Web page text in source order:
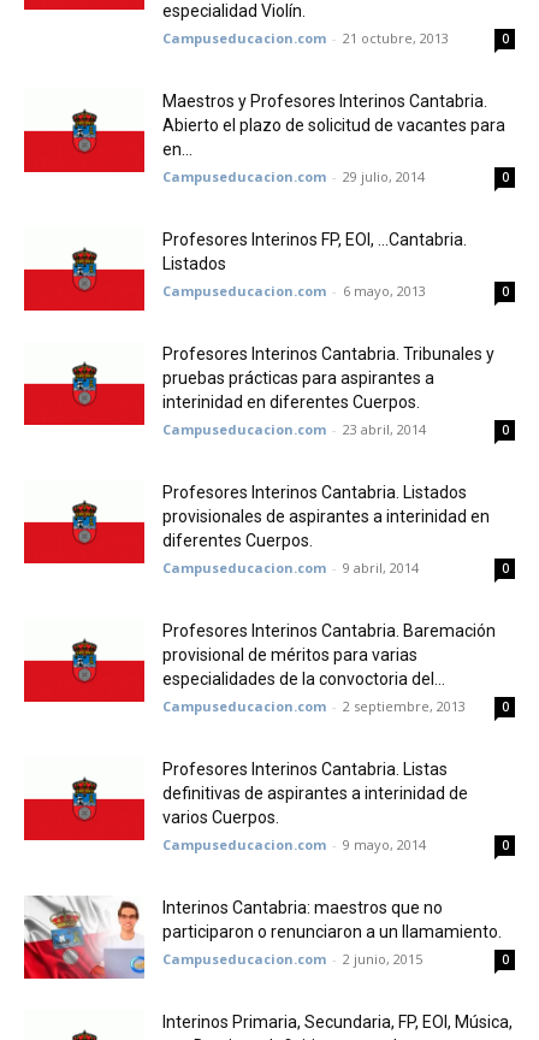
especialidad Violín.
Campuseducacion.com - 21 octubre, 2013 0
Maestros y Profesores Interinos Cantabria.
Abierto el plazo de solicitud de vacantes para
en...
Campuseducacion.com - 29 julio, 2014 0
Profesores Interinos FP, EOI, …Cantabria.
Listados
Campuseducacion.com - 6 mayo, 2013 0
Profesores Interinos Cantabria. Tribunales y
pruebas prácticas para aspirantes a
interinidad en diferentes Cuerpos.
Campuseducacion.com - 23 abril, 2014 0
Profesores Interinos Cantabria. Listados
provisionales de aspirantes a interinidad en
diferentes Cuerpos.
Campuseducacion.com - 9 abril, 2014 0
Profesores Interinos Cantabria. Baremación
provisional de méritos para varias
especialidades de la convoctoria del...
Campuseducacion.com - 2 septiembre, 2013 0
Profesores Interinos Cantabria. Listas
definitivas de aspirantes a interinidad de
varios Cuerpos.
Campuseducacion.com - 9 mayo, 2014 0
Interinos Cantabria: maestros que no
participaron o renunciaron a un llamamiento.
Campuseducacion.com - 2 junio, 2015 0
Interinos Primaria, Secundaria, FP, EOI, Música,